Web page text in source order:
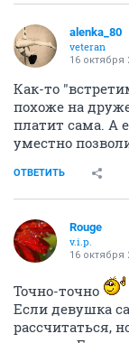
alenka_80
veteran
16 октября
Как-то
похоже на
платит сама. А
уместно
ОТВЕТИТЬ
Rouge
v.i.p.
16 октября
Точно-точно
Если девушка
рассчитаться,